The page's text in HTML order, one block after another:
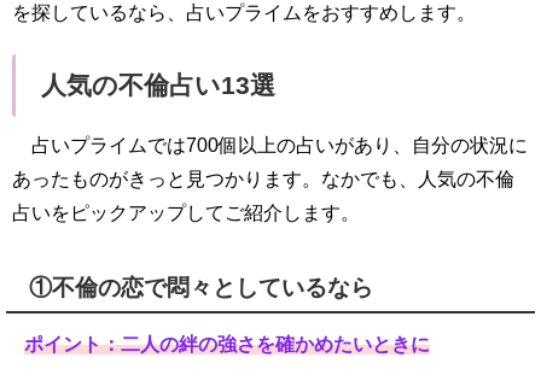
を探しているなら、占いプライムをおすすめします。
人気の不倫占い13選
占いプライムでは700個以上の占いがあり、自分の状況に
あったものがきっと見つかります。なかでも、人気の不倫
占いをピックアップしてご紹介します。
①不倫の恋で悶々としているなら
ポイント：二人の絆の強さを確かめたいときに